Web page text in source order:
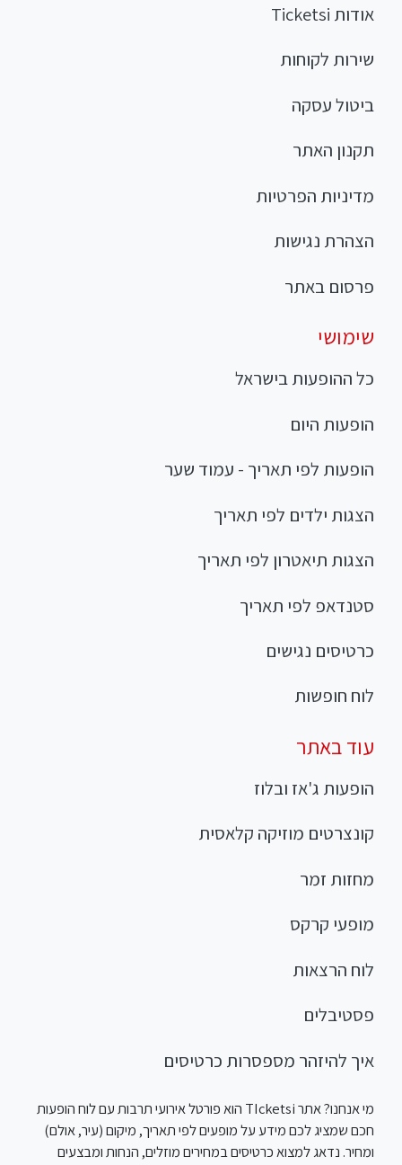
אודות Ticketsi
שירות לקוחות
ביטול עסקה
תקנון האתר
מדיניות הפרטיות
הצהרת נגישות
פרסום באתר
שימושי
כל ההופעות בישראל
הופעות היום
הופעות לפי תאריך - עמוד שער
הצגות ילדים לפי תאריך
הצגות תיאטרון לפי תאריך
סטנדאפ לפי תאריך
כרטיסים נגישים
לוח חופשות
עוד באתר
הופעות ג'אז ובלוז
קונצרטים מוזיקה קלאסית
מחזות זמר
מופעי קרקס
לוח הרצאות
פסטיבלים
איך להיזהר מספסרות כרטיסים
מי אנחנו? אתר TIcketsi הוא פורטל אירועי תרבות עם לוח הופעות
חכם שמציג לכם מידע על מופעים לפי תאריך, מיקום (עיר, אולם)
ומחיר. נדאג למצוא כרטיסים במחירים מוזלים, הנחות ומבצעים